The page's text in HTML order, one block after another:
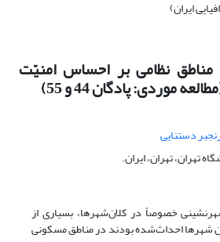
مناطق نظامی بر احساس امنیّت
موردی: پادگان 44 و 55)
دستنایی
تهران، تهران، ایران.
خصوصاً در کلان‌شهرها، بسیاری از
شهرها احداث‌شده بودند در مناطق مسکونی